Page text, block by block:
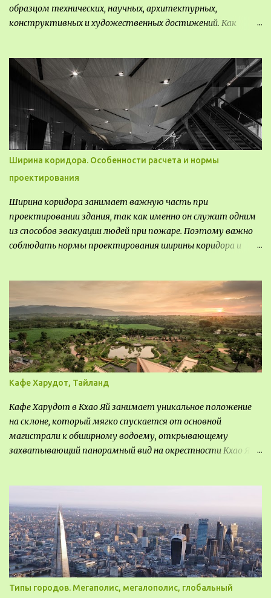
образцом технических, научных, архитектурных,
конструктивных и художественных достижений. Как
универсальные тематические временные постоянные
передвижные стационарные Назначение выставочных
павильонов - показ экспозиции, с целью информации,
пропаганды, рекламы, внедрения новых технологий, обмен
опытом, привлечения внимания и т.д.
Ширина коридора. Особенности расчета и нормы
проектирования
Ширина коридора занимает важную часть при
проектировании здания, так как именно он служит одним
из способов эвакуации людей при пожаре. Поэтому важно
соблюдать нормы проектирования ширины коридора и
Кафе Харудот, Тайланд
Кафе Харудот в Кхао Яй занимает уникальное положение
на склоне, который мягко спускается от основной
магистрали к обширному водоему, открывающему
захватывающий панорамный вид на окрестности Кхао Яй.
могли бы свободно попасть, не заходя в само заведение.
Типы городов. Мегаполис, мегалополис, глобальный